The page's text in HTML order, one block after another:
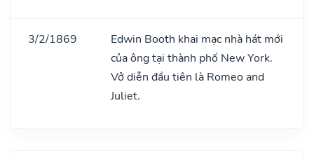
3/2/1869
Edwin Booth khai mạc nhà hát mới
của ông tại thành phố New York.
Vở diễn đầu tiên là Romeo and
Juliet.